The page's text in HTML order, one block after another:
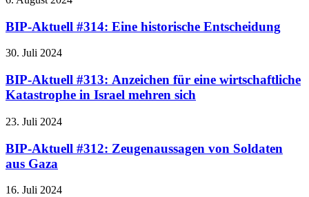
BIP-Aktuell #314: Eine historische Entscheidung
30. Juli 2024
BIP-Aktuell #313: Anzeichen für eine wirtschaftliche
Katastrophe in Israel mehren sich
23. Juli 2024
BIP-Aktuell #312: Zeugenaussagen von Soldaten
aus Gaza
16. Juli 2024